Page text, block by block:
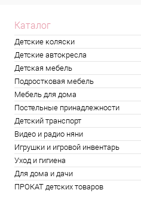
Каталог
Детские коляски
Детские автокресла
Детская мебель
Подростковая мебель
Мебель для дома
Постельные принадлежности
Детский транспорт
Видео и радио няни
Игрушки и игровой инвентарь
Уход и гигиена
Для дома и дачи
ПРОКАТ детских товаров